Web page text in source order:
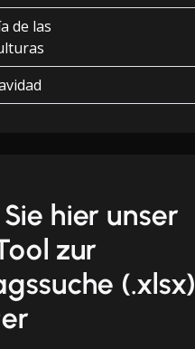
de las
hier unser
zur
(.xlsx)